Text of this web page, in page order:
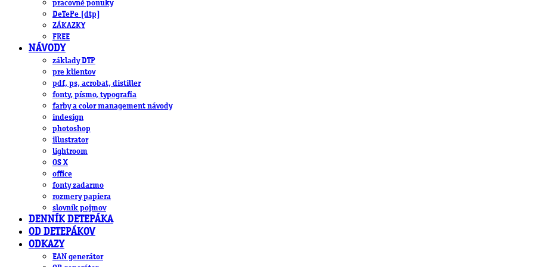
pracovné ponuky
DeTePe [dtp]
ZÁKAZKY
FREE
NÁVODY
základy DTP
pre klientov
pdf, ps, acrobat, distiller
fonty, písmo, typografia
farby a color management návody
indesign
photoshop
illustrator
lightroom
OS X
office
fonty zadarmo
rozmery papiera
slovník pojmov
DENNÍK DETEPÁKA
OD DETEPÁKOV
ODKAZY
EAN generátor